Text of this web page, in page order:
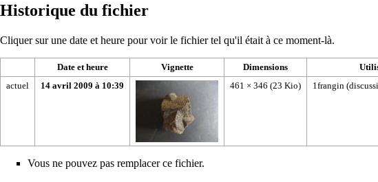
Historique du fichier
Cliquer sur une date et heure pour voir le fichier tel qu'il était à ce moment-là.
Date et heure Vignette Dimensions
actuel
14 avril 2009 à 10:39 461 × 346 (23 Kio) 1frangin (
Vous ne pouvez pas remplacer ce fichier.